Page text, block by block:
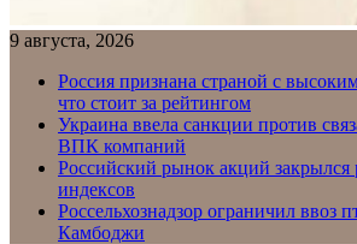
9 августа, 2026
Россия признана страной с
что стоит за рейтингом
Украина ввела санкции против
ВПК компаний
Российский рынок акций
индексов
Россельхознадзор ограничил ввоз
Камбоджи